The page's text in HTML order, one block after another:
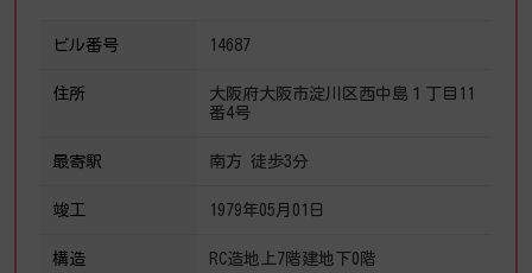
ビル番号 14687
住所
大阪府大阪市淀川区西中島１丁目11
番4号
最寄駅 南方 徒歩3分
竣工 1979年05月01日
構造 RC造地上7階建地下0階